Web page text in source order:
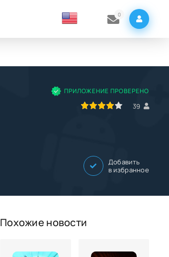
0
ПРИЛОЖЕНИЕ ПРОВЕРЕНО
39
Добавить
в избранное
Похожие новости